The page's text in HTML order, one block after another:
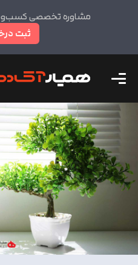
مشاوره تخصصی
ثبت